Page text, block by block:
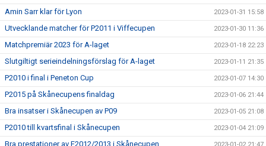
Amin Sarr klar för Lyon 2023-01-31 15:58
Utvecklande matcher för P2011 i Viffecupen 2023-01-30 11:36
Matchpremiär 2023 för A-laget 2023-01-18 22:23
Slutgiltigt serieindelningsförslag för A-laget 2023-01-11 21:35
P2010 i final i Peneton Cup 2023-01-07 14:30
P2015 på Skånecupens finaldag 2023-01-06 21:44
Bra insatser i Skånecupen av P09 2023-01-05 21:08
P2010 till kvartsfinal i Skånecupen 2023-01-04 21:09
Bra prestationer av F2012/2013 i Skånecupen